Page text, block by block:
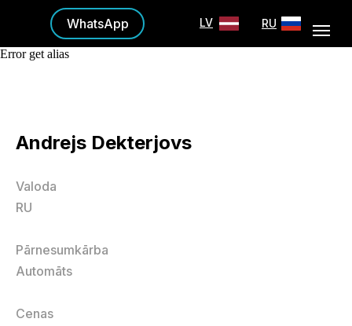
LV RU
WhatsApp
Error get alias
Andrejs Dekterjovs
Valoda
RU
Pārnesumkārba
Automāts
Cenas